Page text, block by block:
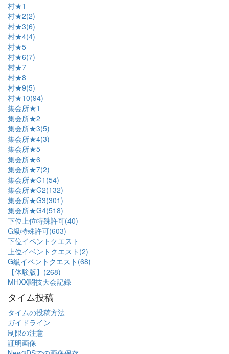
村★1
村★2(2)
村★3(6)
村★4(4)
村★5
村★6(7)
村★7
村★8
村★9(5)
村★10(94)
集会所★1
集会所★2
集会所★3(5)
集会所★4(3)
集会所★5
集会所★6
集会所★7(2)
集会所★G1(54)
集会所★G2(132)
集会所★G3(301)
集会所★G4(518)
下位上位特殊許可(40)
G級特殊許可(603)
下位イベントクエスト
上位イベントクエスト(2)
G級イベントクエスト(68)
【体験版】(268)
MHXX闘技大会記録
タイム投稿
タイムの投稿方法
ガイドライン
制限の注意
証明画像